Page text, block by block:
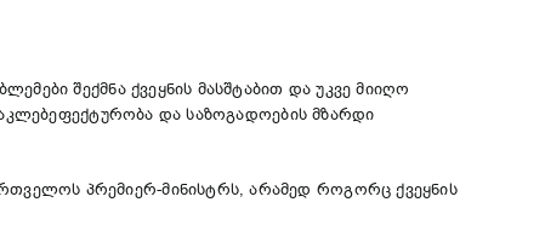
შექმნა ქვეყნის მასშტაბით და უკვე მიიღო
და საზოგადოების მზარდი
პრემიერ-მინისტრს, არამედ როგორც ქვეყნის